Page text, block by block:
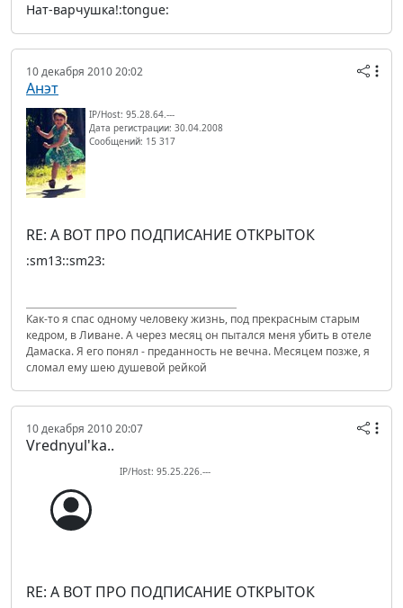
Нат-варчушка!:tongue:
10 декабря 2010 20:02
Анэт
IP/Host: 95.28.64.---
Дата регистрации: 30.04.2008
Сообщений: 15 317
RE: А ВОТ ПРО ПОДПИСАНИЕ ОТКРЫТОК
:sm13::sm23:
Как-то я спас одному человеку жизнь, под прекрасным старым
кедром, в Ливане. А через месяц он пытался меня убить в отеле
Дамаска. Я его понял - преданность не вечна. Месяцем позже, я
сломал ему шею душевой рейкой
10 декабря 2010 20:07
Vrednyul'ka..
IP/Host: 95.25.226.---
RE: А ВОТ ПРО ПОДПИСАНИЕ ОТКРЫТОК